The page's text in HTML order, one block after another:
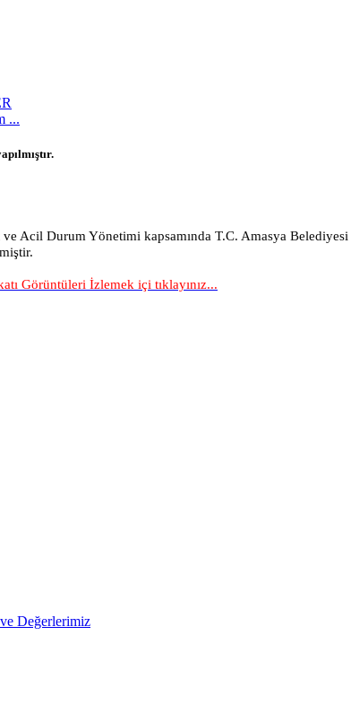
...
Acil Durum Yönetimi kapsamında T.C. Amasya Belediyesi
Görüntüleri İzlemek içi tıklayınız...
Değerlerimiz